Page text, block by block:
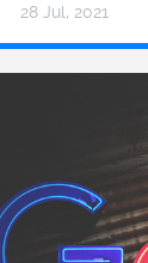
28 Jul, 2021